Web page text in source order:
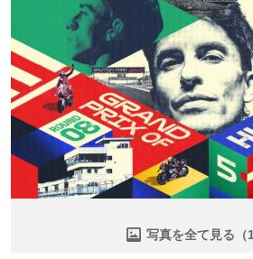
写真を全て見る（1